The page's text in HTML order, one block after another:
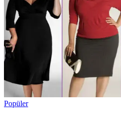
Popüler